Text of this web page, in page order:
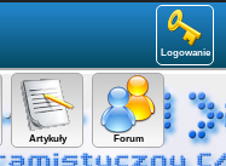
Logowanie
Artykuły Forum